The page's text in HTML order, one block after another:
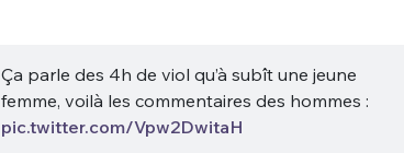
Ça parle des 4h de viol qu’à subît une jeune
femme, voilà les commentaires des hommes :
pic.twitter.com/Vpw2DwitaH